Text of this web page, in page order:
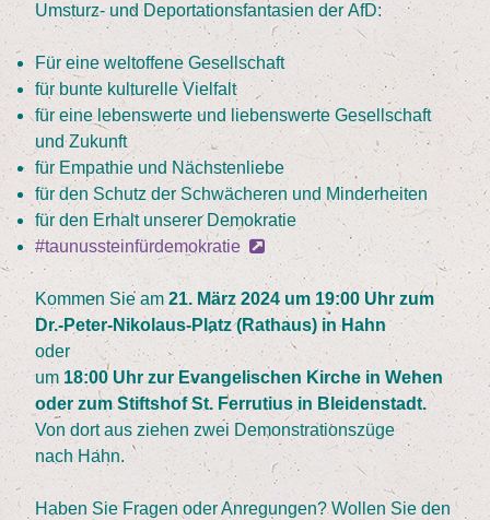
Umsturz- und Depor­ta­ti­ons­fan­ta­sien der AfD:
Für eine welt­of­fe­ne Gesellschaft
für bun­te kul­tu­rel­le Vielfalt
für eine lebens­wer­te und lie­bens­wer­te Gesell­schaft
und Zukunft
für Empa­thie und Nächstenliebe
für den Schutz der Schwä­che­ren und Minderheiten
für den Erhalt unse­rer Demokratie
#tau­nus­stein­für­de­mo­kra­tie
Kom­men Sie am 21. März 2024 um19:00Uhr zum
Dr.-Peter-Nikolaus-Platz (Rat­haus) in Hahn
oder
um 18:00 Uhr zur Evan­ge­li­schen Kir­che in Wehen
oder zum Stifts­hof St. Fer­ru­ti­us in Blei­den­stadt.
Von dort aus zie­hen zwei Demons­tra­ti­ons­zü­ge
nach Hahn.
Haben Sie Fra­gen oder Anre­gun­gen? Wol­len Sie den